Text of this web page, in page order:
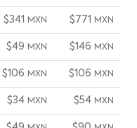
$341 MXN $771 MXN
$49 MXN $146 MXN
$106 MXN $106 MXN
$34 MXN $54 MXN